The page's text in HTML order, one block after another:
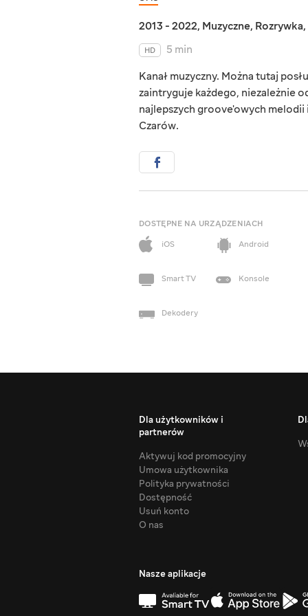
2013 - 2022, Muzyczne, Rozrywka,
HD
5 min
Kanał muzyczny. Można tutaj
zaintryguje każdego, niezależnie
najlepszych groove'owych melodii
Czarów.
DOSTĘPNE NA URZĄDZENIACH
iOS
Android
Smart TV Konsole
Dekodery
Dla użytkowników i
partnerów
Aktywuj kod promocyjny
Umowa użytkownika
Polityka prywatności
Dostępność
Usuń konto
O nas
Nasze aplikacje